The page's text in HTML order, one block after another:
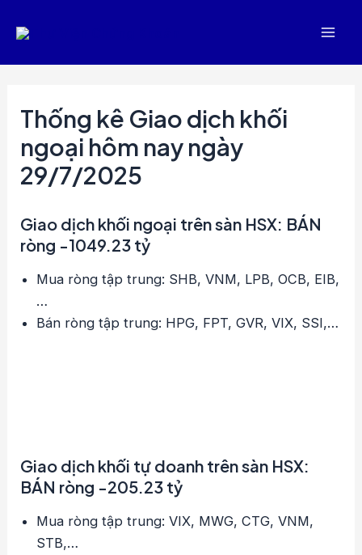
Thống kê Giao dịch khối
ngoại hôm nay ngày
29/7/2025
Giao dịch khối ngoại trên sàn HSX: BÁN
ròng -1049.23 tỷ
Mua ròng tập trung: SHB, VNM, LPB, OCB, EIB,
…
Bán ròng tập trung: HPG, FPT, GVR, VIX, SSI,…
Giao dịch khối tự doanh trên sàn HSX:
BÁN ròng -205.23 tỷ
Mua ròng tập trung: VIX, MWG, CTG, VNM,
STB,…